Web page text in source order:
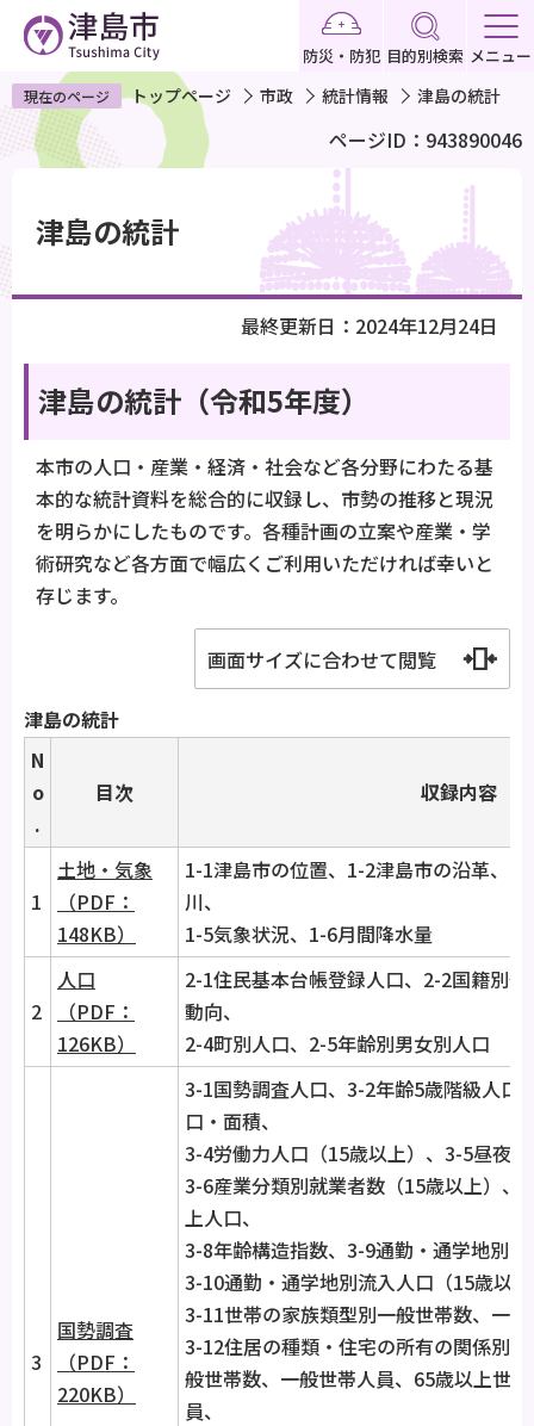
ペ
ー
ジ
頭
で
す
防災・防犯 目的別検索 メニュー
現在のページ トップページ 市政 統計情報 津島の統計
ページID：943890046
津島の統計
最終更新日：2024年12月24日
津島の統計（令和5年度）
本市の人口・産業・経済・社会など各分野にわたる基
本的な統計資料を総合的に収録し、市勢の推移と現況
を明らかにしたものです。各種計画の立案や産業・学
術研究など各方面で幅広くご利用いただければ幸いと
存じます。
画面サイズに合わせて閲覧
津島の統計
N
o
.
目次 収録内容
1
土地・気象
（PDF：
148KB）
1-1津島市の位置、1-2津島市の沿革、
川、
1-5気象状況、1-6月間降水量
2
人口
（PDF：
126KB）
2-1住民基本台帳登録人口、2-2国籍別
動向、
2-4町別人口、2-5年齢別男女別人口
3
国勢調査
（PDF：
220KB）
3-1国勢調査人口、3-2年齢5歳階級人口
口・面積、
3-4労働力人口（15歳以上）、3-5昼夜
3-6産業分類別就業者数（15歳以上）、
上人口、
3-8年齢構造指数、3-9通勤・通学地別
3-10通勤・通学地別流入人口（15歳以
3-11世帯の家族類型別一般世帯数、一
3-12住居の種類・住宅の所有の関係別
般世帯数、一般世帯人員、65歳以上世
員、